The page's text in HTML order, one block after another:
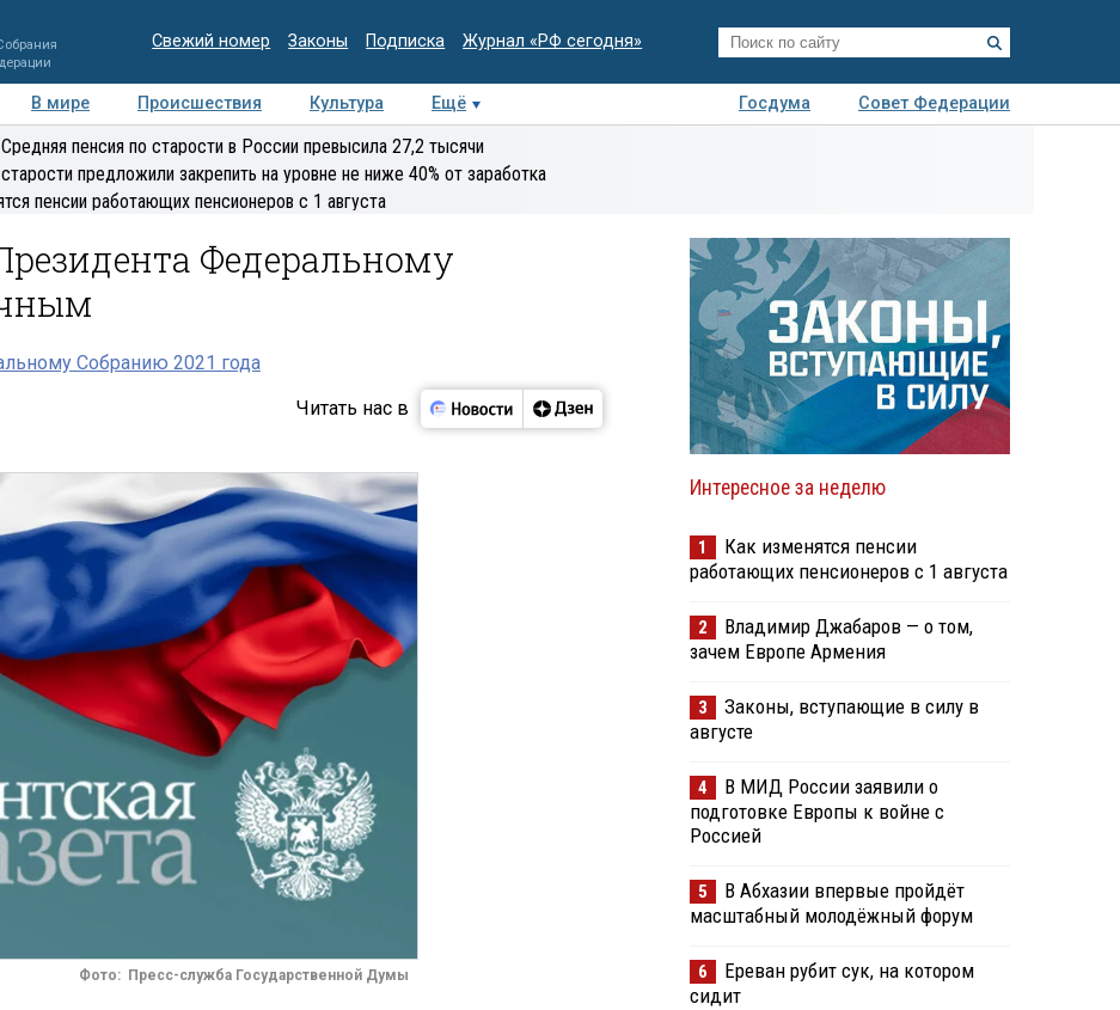
Свежий номер Законы Подписка Журнал «РФ сегодня»
В мире Происшествия Культура Ещё Госдума
Совет Федерации
Медиацентр Интервью Колумнисты
пенсия по старости в России превысила 27,2 тысячи
предложили закрепить на уровне не ниже 40% от заработка
пенсии работающих пенсионеров с 1 августа
Федеральному
Собранию 2021 года
Читать нас в
Фото: Пресс-служба Государственной Думы
Интересное за неделю
1
Как изменятся пенсии
работающих пенсионеров с 1 августа
2
Владимир Джабаров — о том,
зачем Европе Армения
3
Законы, вступающие в силу в
августе
4
В МИД России заявили о
подготовке Европы к войне с
Россией
5
В Абхазии впервые пройдёт
масштабный молодёжный форум
6
Ереван рубит сук, на котором
сидит